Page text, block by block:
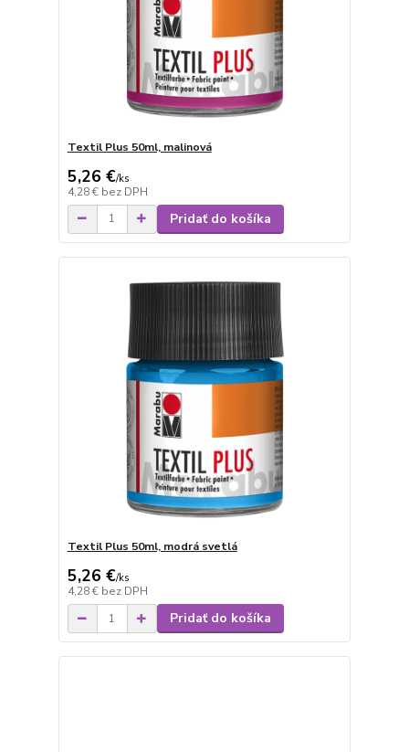
Textil Plus 50ml, malinová
5,26 €/ks
4,28 € bez DPH
Pridať do košíka
Textil Plus 50ml, modrá svetlá
5,26 €/ks
4,28 € bez DPH
Pridať do košíka